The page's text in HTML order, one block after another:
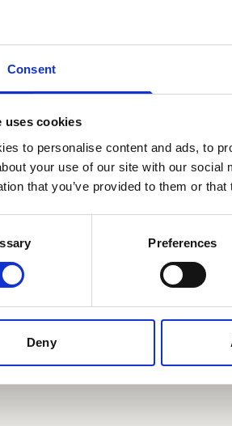
Consent
uses cookies
to personalise content and ads, to
your use of our site with our
that you’ve provided to them or
Preferences
Deny